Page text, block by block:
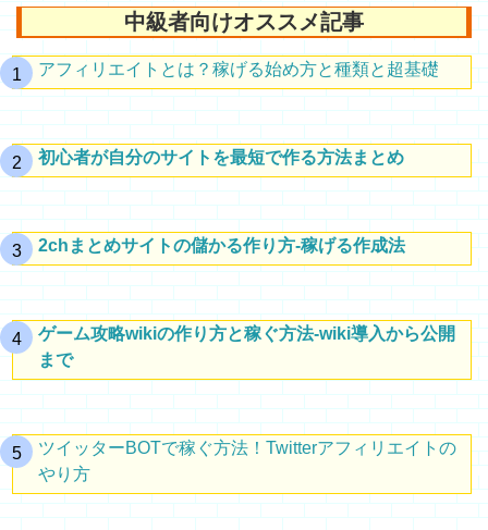
中級者向けオススメ記事
アフィリエイトとは？稼げる始め方と種類と超基礎
初心者が自分のサイトを最短で作る方法まとめ
2chまとめサイトの儲かる作り方-稼げる作成法
ゲーム攻略wikiの作り方と稼ぐ方法-wiki導入から公開
まで
ツイッターBOTで稼ぐ方法！Twitterアフィリエイトの
やり方